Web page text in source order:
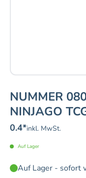
NUMMER
NINJAGO
0.4*inkl. MwSt.
Auf Lager
Auf Lager - sofort